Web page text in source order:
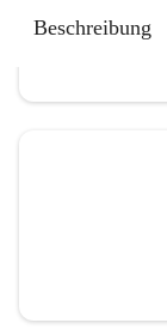
Beschreibung